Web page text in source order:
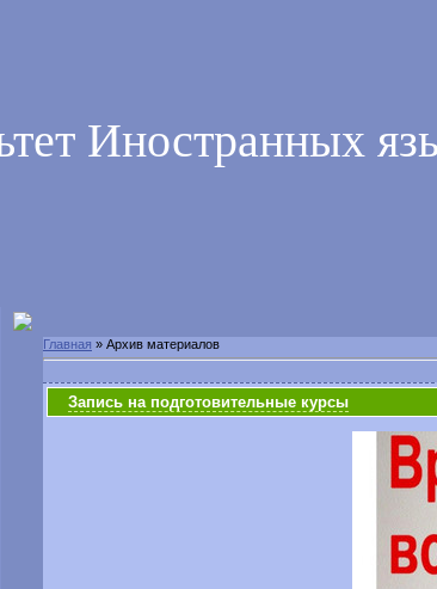
Иностранных
Главная » Архив материалов
Запись на подготовительные курсы